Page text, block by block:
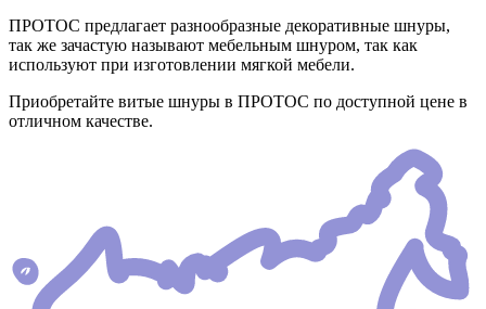
ПРОТОС предлагает разнообразные декоративные шнуры,
так же зачастую называют мебельным шнуром, так как
используют при изготовлении мягкой мебели.
Приобретайте витые шнуры в ПРОТОС по доступной цене в
отличном качестве.